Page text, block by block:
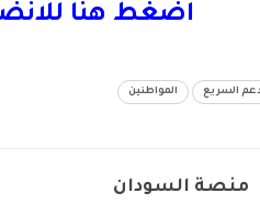
اضغط هنا
السريع المواطنين
منصة السودان